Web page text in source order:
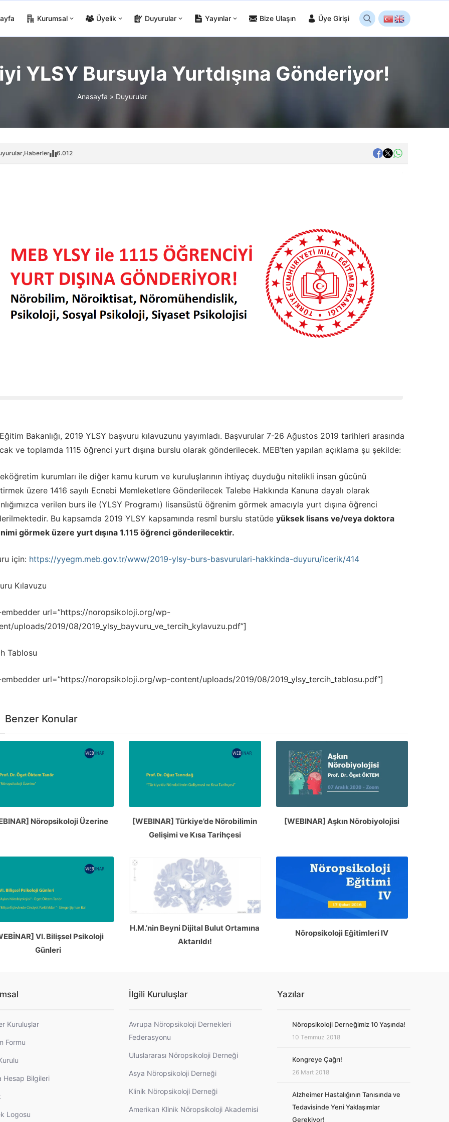
Kurumsal Üyelik Duyurular Yayınlar Bize Ulaşın Üye Girişi
YLSY Bursuyla Yurtdışına Gönderiyor!
Anasayfa » Duyurular
,Haberler 6.012
Bakanlığı, 2019 YLSY başvuru kılavuzunu yayımladı. Başvurular 7-26 Ağustos 2019 tarihleri arasında
ve toplamda 1115 öğrenci yurt dışına burslu olarak gönderilecek. MEB’ten yapılan açıklama şu şekilde:
kurumları ile diğer kamu kurum ve kuruluşlarının ihtiyaç duyduğu nitelikli insan gücünü
üzere 1416 sayılı Ecnebi Memleketlere Gönderilecek Talebe Hakkında Kanuna dayalı olarak
verilen burs ile (YLSY Programı) lisansüstü öğrenim görmek amacıyla yurt dışına öğrenci
Bu kapsamda 2019 YLSY kapsamında resmî burslu statüde yüksek lisans ve/veya doktora
görmek üzere yurt dışına 1.115 öğrenci gönderilecektir.
için: https://yyegm.meb.gov.tr/www/2019-ylsy-burs-basvurulari-hakkinda-duyuru/icerik/414
Kılavuzu
url=”https://noropsikoloji.org/wp-
uploads/2019/08/2019_ylsy_bayvuru_ve_tercih_kylavuzu.pdf”]
Tablosu
url=”https://noropsikoloji.org/wp-content/uploads/2019/08/2019_ylsy_tercih_tablosu.pdf”]
Benzer Konular
Nöropsikoloji Üzerine
[WEBINAR] Türkiye’de Nörobilimin
Gelişimi ve Kısa Tarihçesi
[WEBINAR] Aşkın Nörobiyolojisi
VI. Bilişsel Psikoloji
Günleri
H.M.’nin Beyni Dijital Bulut Ortamına
Aktarıldı!
Nöropsikoloji Eğitimleri IV
Kuruluşlar
Formu
Hesap Bilgileri
Logosu
İlgili Kuruluşlar
Avrupa Nöropsikoloji Dernekleri
Federasyonu
Uluslararası Nöropsikoloji Derneği
Asya Nöropsikoloji Derneği
Klinik Nöropsikoloji Derneği
Amerikan Klinik Nöropsikoloji Akademisi
Yazılar
Nöropsikoloji Derneğimiz 10 Yaşında!
10 Temmuz 2018
Kongreye Çağrı!
26 Mart 2018
Alzheimer Hastalığının Tanısında ve
Tedavisinde Yeni Yaklaşımlar
Gerekiyor!